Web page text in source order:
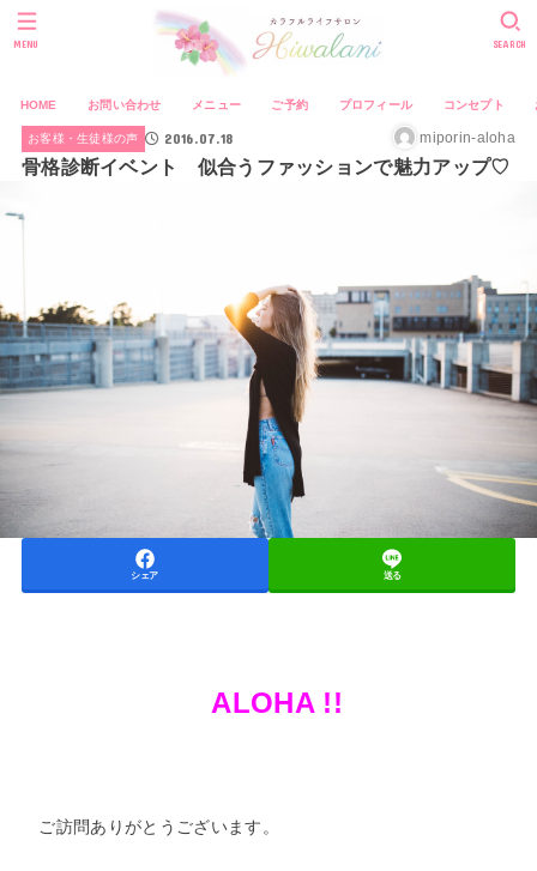
HOME お問い合わせ メニュー ご予約 プロフィール コンセプト
SEARCH
MENU
お客様・生徒様の声 2016.07.18 miporin-aloha
骨格診断イベント 似合うファッションで魅力アップ♡
シェア 送る
ALOHA !!
ご訪問ありがとうございます。